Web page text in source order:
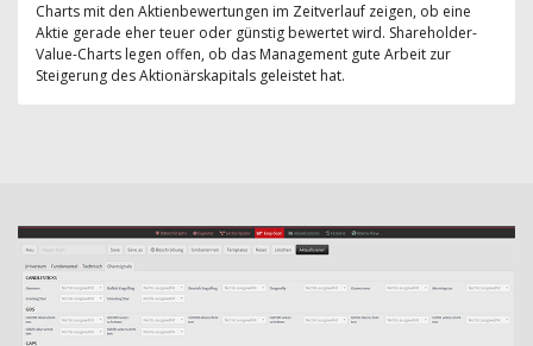
Charts mit den Aktienbewertungen im Zeitverlauf zeigen, ob eine
Aktie gerade eher teuer oder günstig bewertet wird. Shareholder-
Value-Charts legen offen, ob das Management gute Arbeit zur
Steigerung des Aktionärskapitals geleistet hat.